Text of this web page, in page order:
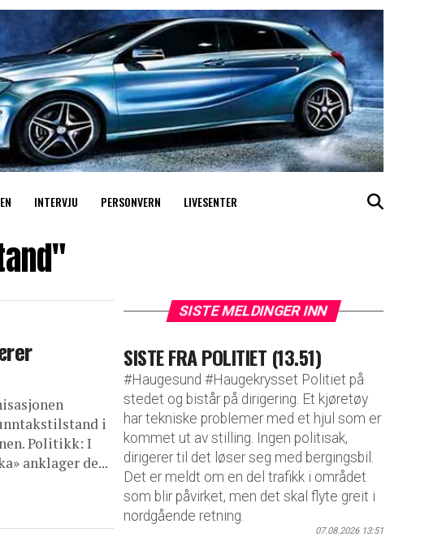
INTERVJU PERSONVERN LIVESENTER
i
Politikk: I
anklager de...
SISTE MELDINGER INN
SISTE FRA POLITIET (13.51)
#Haugesund #Haugekrysset Politiet på
stedet og bistår på dirigering. Et kjøretøy
har tekniske problemer med et hjul som er
kommet ut av stilling. Ingen politisak,
dirigerer til det løser seg med bergingsbil.
Det er meldt om en del trafikk i området
som blir påvirket, men det skal flyte greit i
nordgående retning.
07.08.2026 13:51